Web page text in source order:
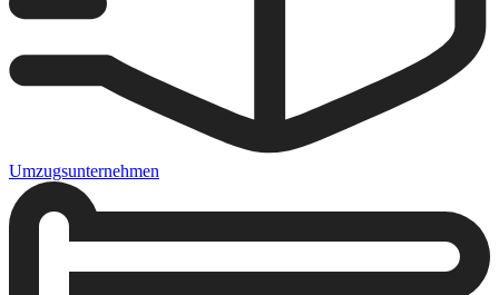
Umzugsunternehmen